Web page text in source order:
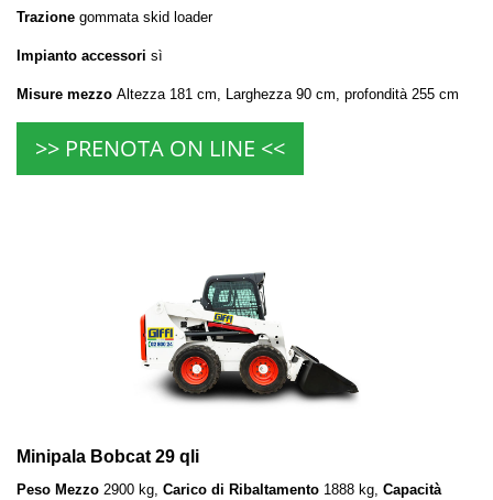
Trazione gommata skid loader
Impianto accessori sì
Misure mezzo Altezza 181 cm, Larghezza 90 cm, profondità 255 cm
>> PRENOTA ON LINE <<
Minipala Bobcat 29 qli
Peso Mezzo 2900 kg, Carico di Ribaltamento 1888 kg, Capacità